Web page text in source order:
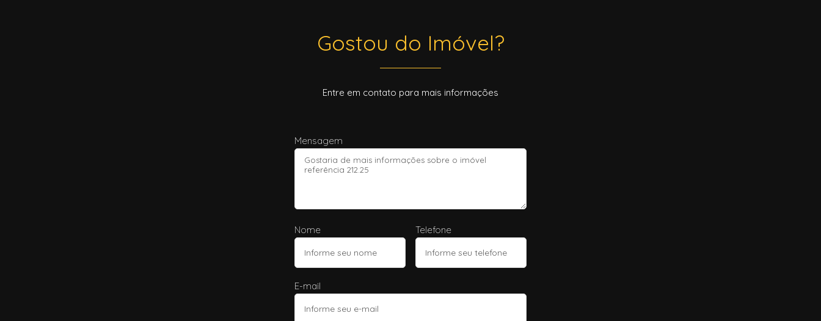
Gostou do Imóvel?
Entre em contato para mais informações
Mensagem
Nome Telefone
E-mail